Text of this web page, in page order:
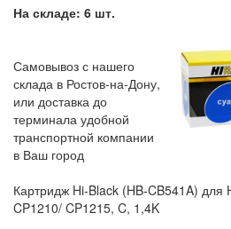
На складе: 6 шт.
Самовывоз с нашего
склада в Ростов-на-Дону,
или доставка до
терминала удобной
транспортной компании
в Ваш город
Картридж Hi-Black (HB-CB541A) для
CP1210/ CP1215, C, 1,4K